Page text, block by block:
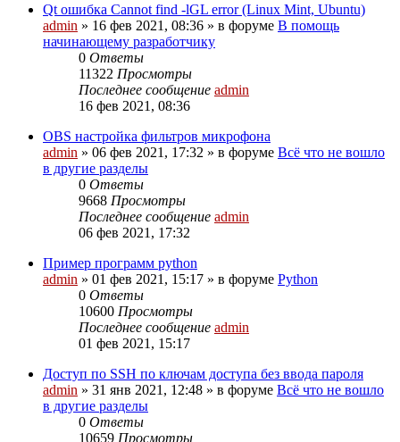
Qt ошибка Cannot find -lGL error (Linux Mint, Ubuntu)
admin » 16 фев 2021, 08:36 » в форуме В помощь
начинающему разработчику
0 Ответы
11322 Просмотры
Последнее сообщение admin
16 фев 2021, 08:36
OBS настройка фильтров микрофона
admin » 06 фев 2021, 17:32 » в форуме Всё что не вошло
в другие разделы
0 Ответы
9668 Просмотры
Последнее сообщение admin
06 фев 2021, 17:32
Пример программ python
admin » 01 фев 2021, 15:17 » в форуме Python
0 Ответы
10600 Просмотры
Последнее сообщение admin
01 фев 2021, 15:17
Доступ по SSH по ключам доступа без ввода пароля
admin » 31 янв 2021, 12:48 » в форуме Всё что не вошло
в другие разделы
0 Ответы
10659 Просмотры